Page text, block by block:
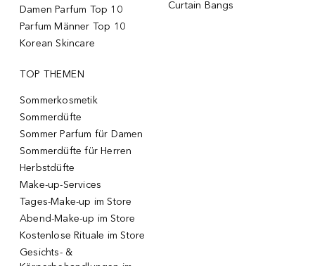
Damen Parfum Top 10
Parfum Männer Top 10
Korean Skincare
Curtain Bangs
TOP THEMEN
Sommerkosmetik
Sommerdüfte
Sommer Parfum für Damen
Sommerdüfte für Herren
Herbstdüfte
Make-up-Services
Tages-Make-up im Store
Abend-Make-up im Store
Kostenlose Rituale im Store
Gesichts- &